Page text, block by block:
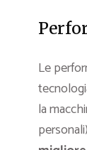
Le
la